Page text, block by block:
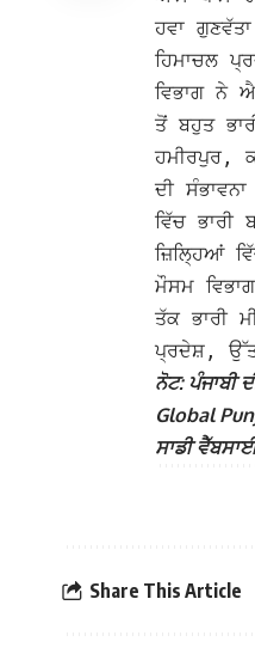
ਹਵਾ
ਹਿਮਾਚਲ
ਵਿਭਾਗ ਨੇ
ਤੋਂ ਬਹੁਤ
ਹਮੀਰਪੁਰ,
ਦੀ
ਵਿੱਚ ਭਾਰੀ
ਜ਼ਿਲ੍ਹਿਆਂ
ਮੌਸਮ
ਤੱਕ ਭਾਰੀ
ਪ੍ਰਦੇਸ਼,
ਨੋਟ: ਪੰਜਾਬੀ
Global
ਸਾਡੀ
Share This Article